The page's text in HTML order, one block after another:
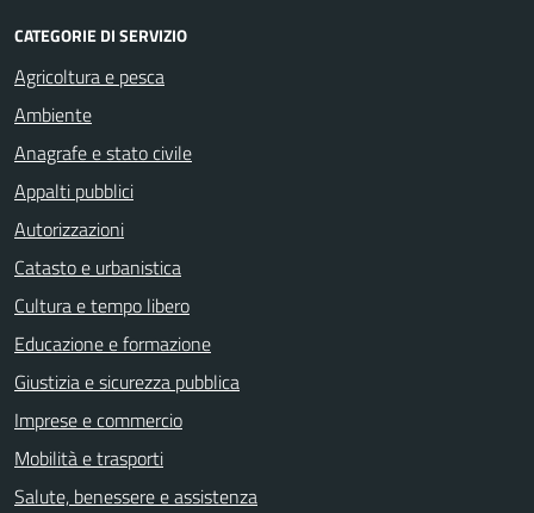
CATEGORIE DI SERVIZIO
Agricoltura e pesca
Ambiente
Anagrafe e stato civile
Appalti pubblici
Autorizzazioni
Catasto e urbanistica
Cultura e tempo libero
Educazione e formazione
Giustizia e sicurezza pubblica
Imprese e commercio
Mobilità e trasporti
Salute, benessere e assistenza